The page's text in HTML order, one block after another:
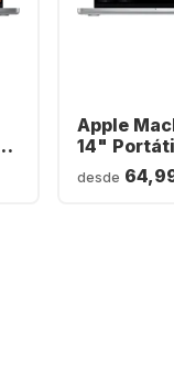
Apple
14"
M3 Pro -
SSD -
desde